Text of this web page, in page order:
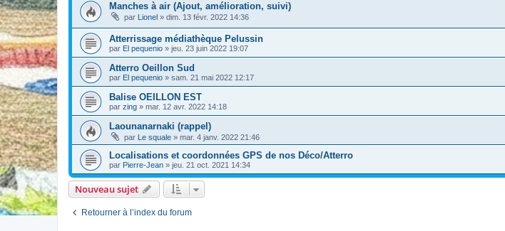
Manches à air (Ajout, amélioration, suivi)
par Lionel » dim. 13 févr. 2022 14:36
Atterrissage médiathèque Pelussin
par El pequenio » jeu. 23 juin 2022 19:07
Atterro Oeillon Sud
par El pequenio » sam. 21 mai 2022 12:17
Balise OEILLON EST
par zing » mar. 12 avr. 2022 14:18
Laounanarnaki (rappel)
par Le squale » mar. 4 janv. 2022 21:46
Localisations et coordonnées GPS de nos Déco/Atterro
par Pierre-Jean » jeu. 21 oct. 2021 14:34
Nouveau sujet
Retourner à l’index du forum